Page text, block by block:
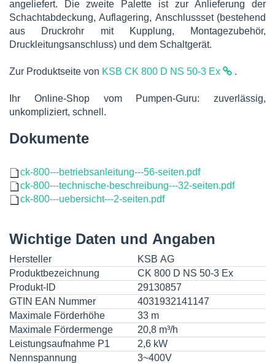
angeliefert. Die zweite Palette ist zur Anlieferung der
Schachtabdeckung, Auflagering, Anschlussset (bestehend
aus Druckrohr mit Kupplung, Montagezubehör,
Druckleitungsanschluss) und dem Schaltgerät.
Zur Produktseite von KSB CK 800 D NS 50-3 Ex .
Ihr Online-Shop vom Pumpen-Guru: zuverlässig,
unkompliziert, schnell.
Dokumente
ck-800---betriebsanleitung---56-seiten.pdf
ck-800---technische-beschreibung---32-seiten.pdf
ck-800---uebersicht---2-seiten.pdf
Wichtige Daten und Angaben
Hersteller
KSB AG
Produktbezeichnung
CK 800 D NS 50-3 Ex
Produkt-ID
29130857
GTIN EAN Nummer
4031932141147
Maximale Förderhöhe
33 m
Maximale Fördermenge
20,8 m³/h
Leistungsaufnahme P1
2,6 kW
Nennspannung
3~400V